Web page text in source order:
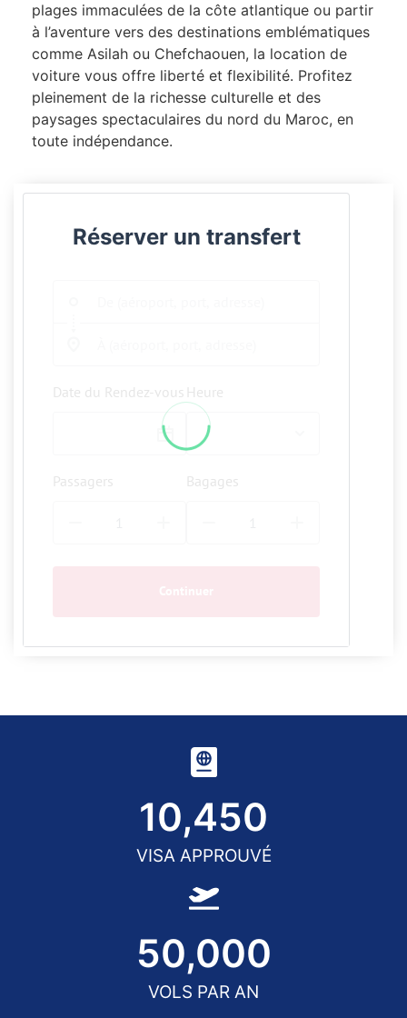
plages immaculées de la côte atlantique ou partir
à l’aventure vers des destinations emblématiques
comme Asilah ou Chefchaouen, la location de
voiture vous offre liberté et flexibilité. Profitez
pleinement de la richesse culturelle et des
paysages spectaculaires du nord du Maroc, en
toute indépendance.
Réserver un transfert
Date du Rendez-vous Heure
Passagers Bagages
VISA APPROUVÉ
10,450
VOLS PAR AN
50,000